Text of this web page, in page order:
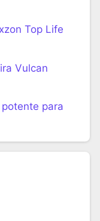
Top Life
Vulcan
para